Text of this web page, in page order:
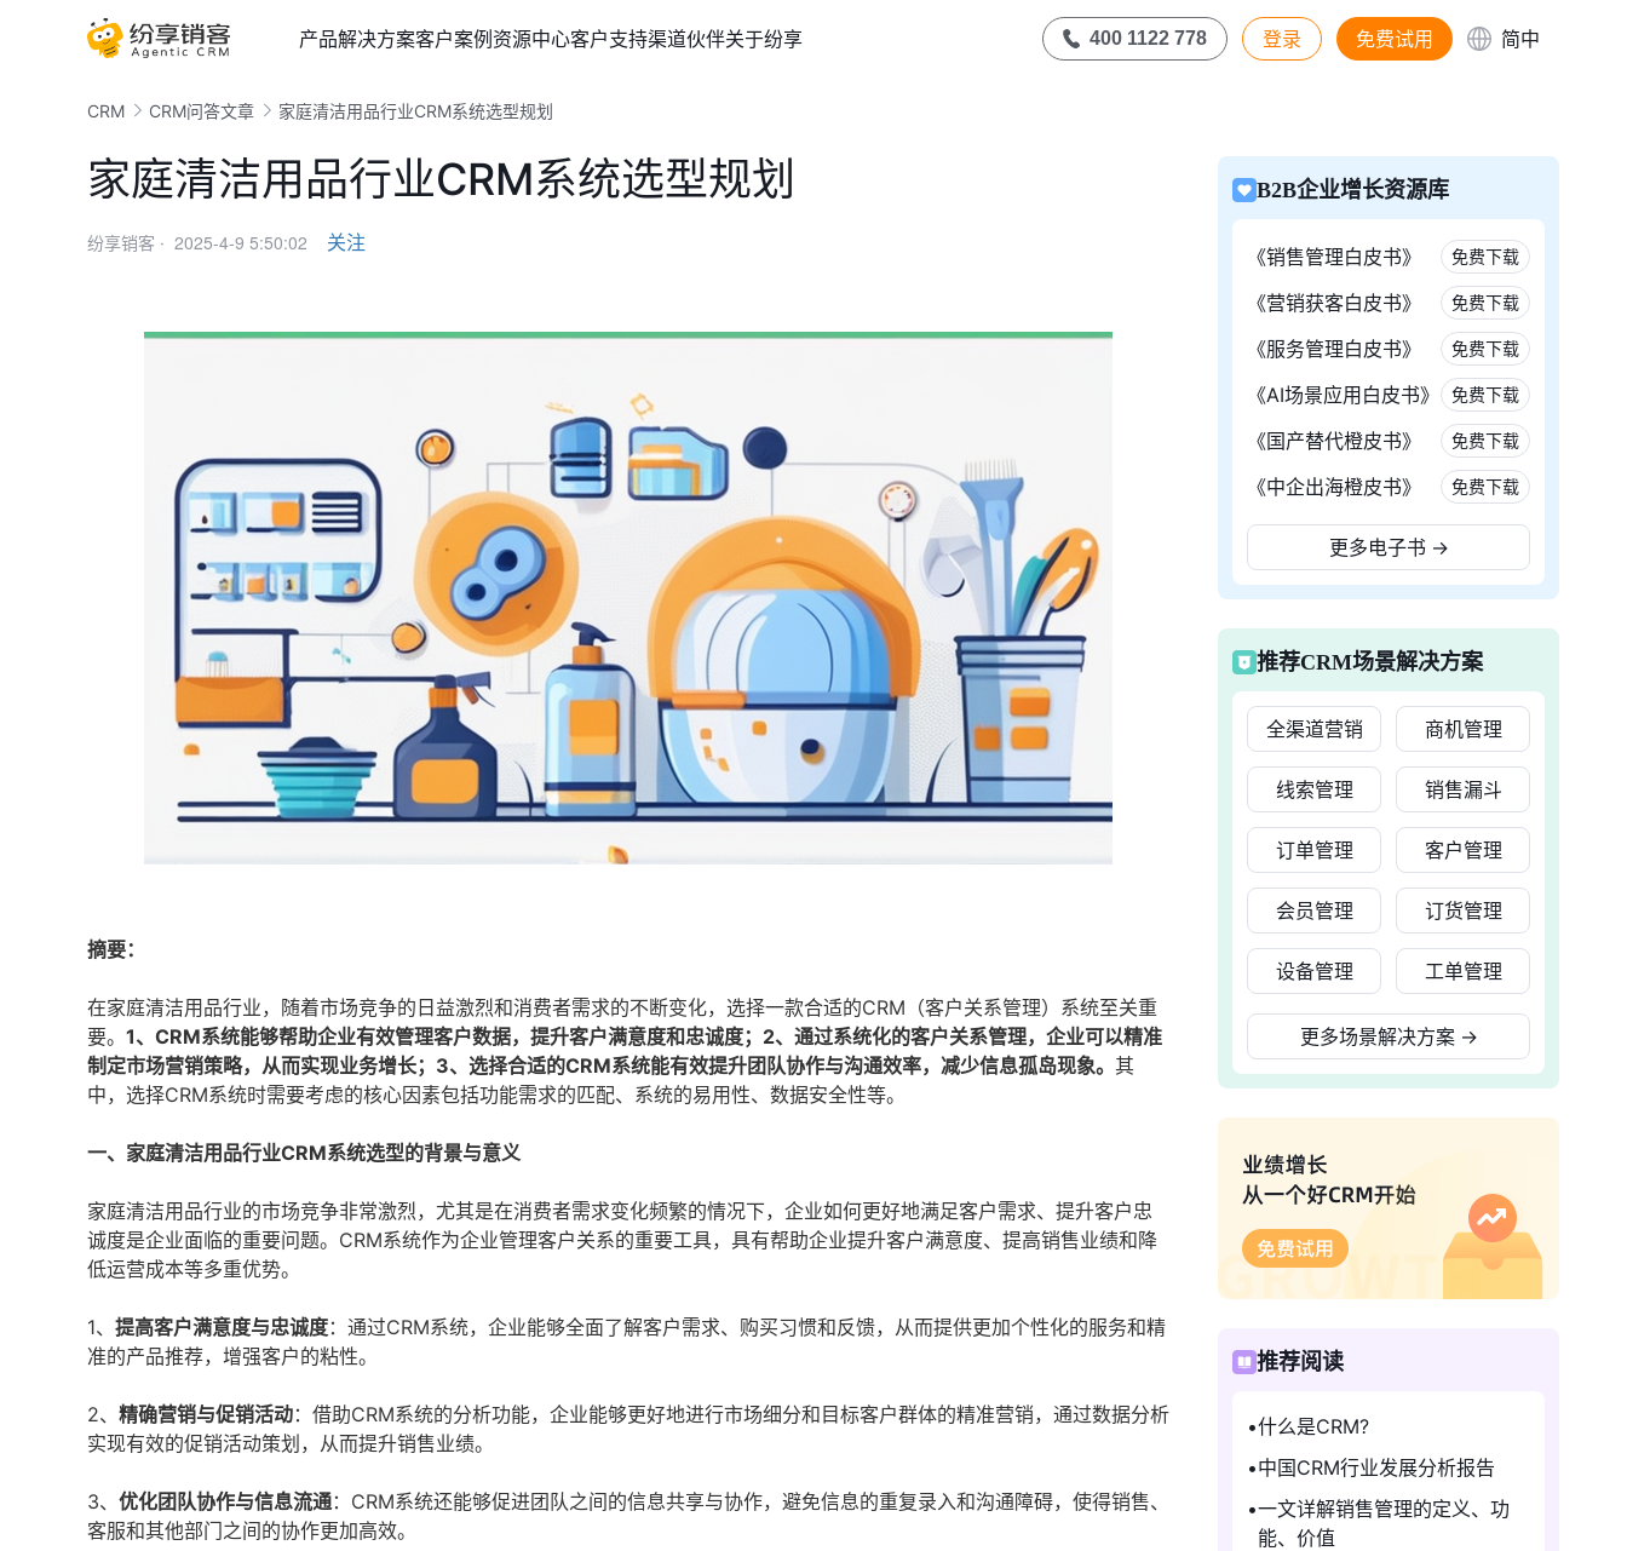
产品解决方案客户案例资源中心客户支持渠道伙伴关于纷享 400 1122 778 登录 免费试用 简中
CRM CRM问答文章 家庭清洁用品行业CRM系统选型规划
家庭清洁用品行业CRM系统选型规划
纷享销客 · 2025-4-9 5:50:02 关注
摘要：
在家庭清洁用品行业，随着市场竞争的日益激烈和消费者需求的不断变化，选择一款合适的CRM（客户关系管理）系统至关重
要。 1、CRM系统能够帮助企业有效管理客户数据，提升客户满意度和忠诚度；2、通过系统化的客户关系管理，企业可以精准
制定市场营销策略，从而实现业务增长；3、选择合适的CRM系统能有效提升团队协作与沟通效率，减少信息孤岛现象。 其
中，选择CRM系统时需要考虑的核心因素包括功能需求的匹配、系统的易用性、数据安全性等。
一、家庭清洁用品行业CRM系统选型的背景与意义
家庭清洁用品行业的市场竞争非常激烈，尤其是在消费者需求变化频繁的情况下，企业如何更好地满足客户需求、提升客户忠
诚度是企业面临的重要问题。CRM系统作为企业管理客户关系的重要工具，具有帮助企业提升客户满意度、提高销售业绩和降
低运营成本等多重优势。
1、 提高客户满意度与忠诚度：通过CRM系统，企业能够全面了解客户需求、购买习惯和反馈，从而提供更加个性化的服务和精
准的产品推荐，增强客户的粘性。
2、 精确营销与促销活动：借助CRM系统的分析功能，企业能够更好地进行市场细分和目标客户群体的精准营销，通过数据分析
实现有效的促销活动策划，从而提升销售业绩。
3、 优化团队协作与信息流通：CRM系统还能够促进团队之间的信息共享与协作，避免信息的重复录入和沟通障碍，使得销售、
客服和其他部门之间的协作更加高效。
B2B企业增长资源库
《销售管理白皮书》 免费下载
《营销获客白皮书》 免费下载
《服务管理白皮书》 免费下载
《AI场景应用白皮书》 免费下载
《国产替代橙皮书》 免费下载
《中企出海橙皮书》 免费下载
更多电子书 →
推荐CRM场景解决方案
全渠道营销 商机管理
线索管理 销售漏斗
订单管理 客户管理
会员管理 订货管理
设备管理 工单管理
更多场景解决方案 →
推荐阅读
什么是CRM?
中国CRM行业发展分析报告
一文详解销售管理的定义、功
能、价值